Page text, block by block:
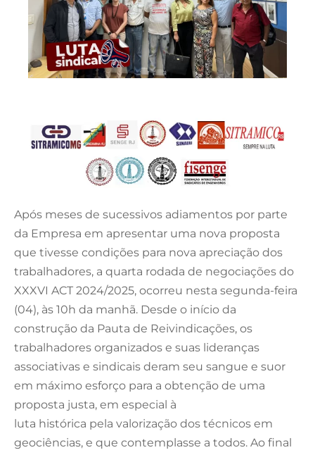
Após meses de sucessivos adiamentos por parte
da Empresa em apresentar uma nova proposta
que tivesse condições para nova apreciação dos
trabalhadores, a quarta rodada de negociações do
XXXVI ACT 2024/2025, ocorreu nesta segunda-feira
(04), às 10h da manhã. Desde o início da
construção da Pauta de Reivindicações, os
trabalhadores organizados e suas lideranças
associativas e sindicais deram seu sangue e suor
em máximo esforço para a obtenção de uma
proposta justa, em especial à
luta histórica pela valorização dos técnicos em
geociências, e que contemplasse a todos. Ao final